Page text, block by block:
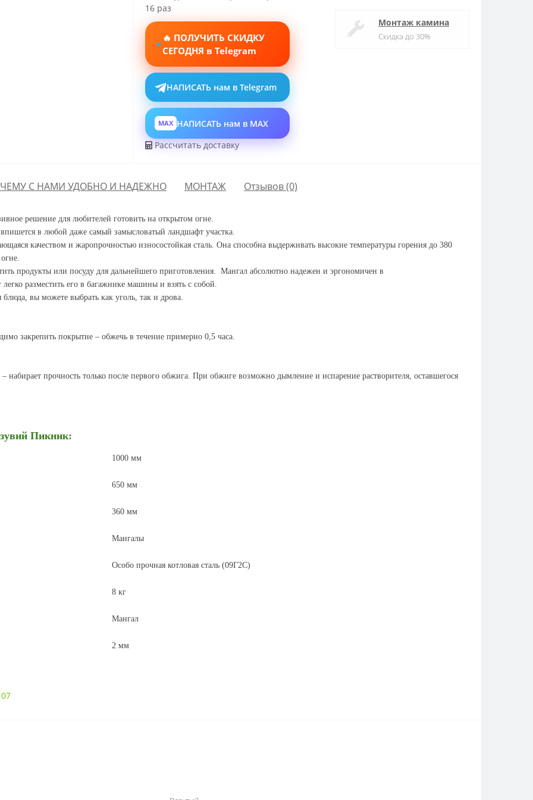
16 раз
🔥 ПОЛУЧИТЬ СКИДКУ
СЕГОДНЯ в Telegram
НАПИСАТЬ нам в Telegram
MAX НАПИСАТЬ нам в MAX
Рассчитать доставку
Монтаж камина
Скидка до 30%
С НАМИ УДОБНО И НАДЕЖНО МОНТАЖ Отзывов (0)
решение для любителей готовить на открытом огне.
в любой даже самый замысловатый ландшафт участка.
качеством и жаропрочностью износостойкая сталь. Она способна выдерживать высокие температуры горения до 380
продукты или посуду для дальнейшего приготовления. Мангал абсолютно надежен и эргономичен в
разместить его в багажнике машины и взять с собой.
блюда, вы можете выбрать как уголь, так и дрова.
закрепить покрытие – обжечь в течение примерно 0,5 часа.
набирает прочность только после первого обжига. При обжиге возможно дымление и испарение растворителя, оставшегося
Пикник:
1000 мм
650 мм
360 мм
Мангалы
Особо прочная котловая сталь (09Г2С)
8 кг
Мангал
2 мм